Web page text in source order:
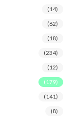
(14)
(62)
(18)
(234)
(12)
(179)
(141)
(8)